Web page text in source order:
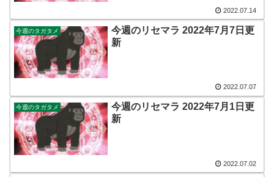
2022.07.14
今週のタガタメ
今週のリセマラ 2022年7月7日更
新
2022.07.07
今週のタガタメ
今週のリセマラ 2022年7月1日更
新
2022.07.02